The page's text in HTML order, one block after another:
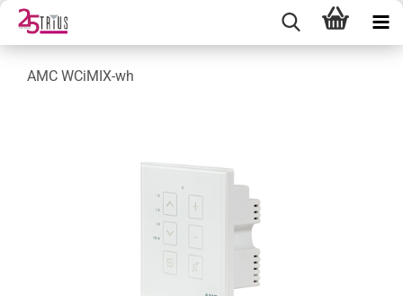
AMC WCiMIX-wh